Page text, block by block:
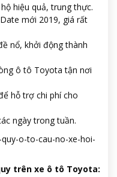
hiệu quả, trung thực.
mới 2019, giá rất
nổ, khởi động thành
ô tô Toyota tận nơi
hỗ trợ chi phí cho
ngày trong tuần.
o-to-cau-no-xe-hoi-
trên xe ô tô Toyota: